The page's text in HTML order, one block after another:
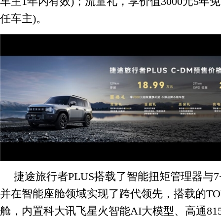
任车主)。
捷途旅行者PLUS搭载了智能扭矩管理器与
并在智能座舱领域实现了跨代领先，搭载的
舱，内置科大讯飞星火智能AI大模型、高通